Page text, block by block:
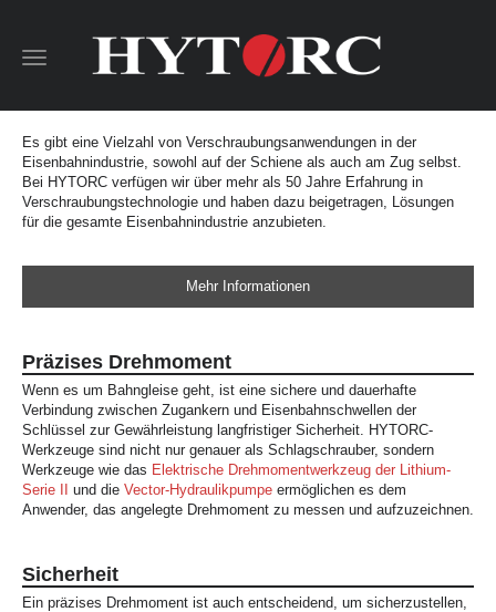
Toggle
Es gibt eine Vielzahl von Verschraubungsanwendungen in der
Eisenbahnindustrie, sowohl auf der Schiene als auch am Zug selbst.
Bei HYTORC verfügen wir über mehr als 50 Jahre Erfahrung in
Verschraubungstechnologie und haben dazu beigetragen, Lösungen
für die gesamte Eisenbahnindustrie anzubieten.
Mehr Informationen
Präzises Drehmoment
Wenn es um Bahngleise geht, ist eine sichere und dauerhafte
Verbindung zwischen Zugankern und Eisenbahnschwellen der
Schlüssel zur Gewährleistung langfristiger Sicherheit. HYTORC-
Werkzeuge sind nicht nur genauer als Schlagschrauber, sondern
Werkzeuge wie das Elektrische Drehmomentwerkzeug der Lithium-
Serie II
und die Vector-Hydraulikpumpe ermöglichen es dem
Anwender, das angelegte Drehmoment zu messen und aufzuzeichnen.
Sicherheit
Ein präzises Drehmoment ist auch entscheidend, um sicherzustellen,